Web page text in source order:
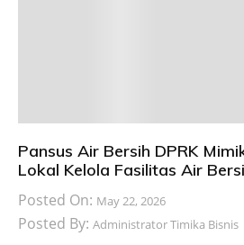
Pansus Air Bersih DPRK
Lokal Kelola Fasilitas Air
Posted On: May 22, 2026
Posted By: Administrator Timika Bisnis